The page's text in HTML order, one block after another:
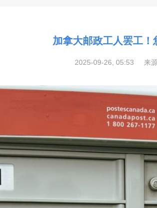
加拿大邮政工人罢工
2025-09-26, 05:53 来